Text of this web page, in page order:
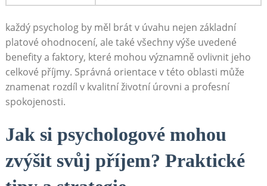
každý psycholog by měl brát v úvahu nejen základní
platové ohodnocení, ale také všechny výše uvedené
benefity a faktory, které mohou významně ovlivnit jeho
celkové příjmy. Správná orientace v této oblasti může
znamenat rozdíl v kvalitní životní úrovni a profesní
spokojenosti.
Jak si psychologové mohou
zvýšit svůj příjem? Praktické